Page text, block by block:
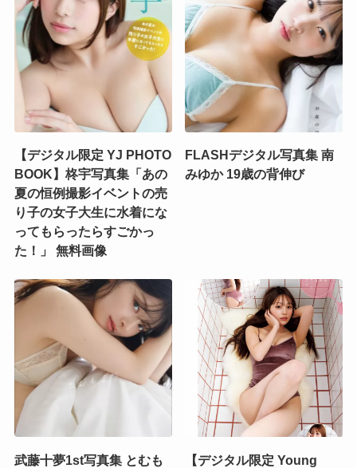
【デジタル限定 YJ PHOTO
BOOK】柊宇写真集「あの
夏の恒例撮影イベントの売
り子の女子大生に水着にな
ってもらったらすごかっ
た！」 無料画像
FLASHデジタル写真集 南
みゆか 19歳の背伸び
武藤十夢1st写真集 とむも
【デジタル限定 Young